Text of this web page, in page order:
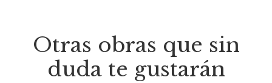
Otras obras que sin
duda te gustarán